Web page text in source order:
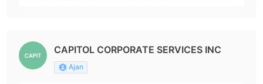
CAPITOL CORPORATE SERVICES INC
Ajan